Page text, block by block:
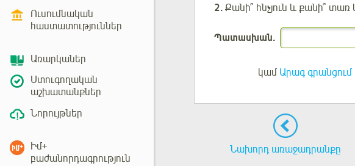
Ուսումնական
հաստատություններ
Առարկաներ
Ստուգողական
աշխատանքներ
Նորույթներ
Իմ+
բաժանորդագրություն
2. Քանի՞ հնչյուն և քանի՞ տառ
Պատասխան.
կամ Արագ գրանցում
Նախորդ առաջադրանքը